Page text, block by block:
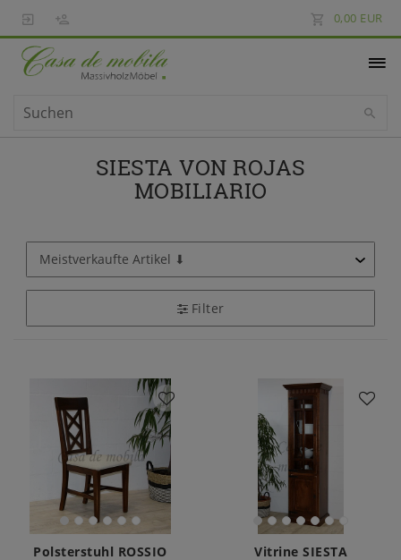
0,00 EUR
SIESTA VON ROJAS
MOBILIARIO
Filter
Polsterstuhl ROSSIO
Vitrine SIESTA